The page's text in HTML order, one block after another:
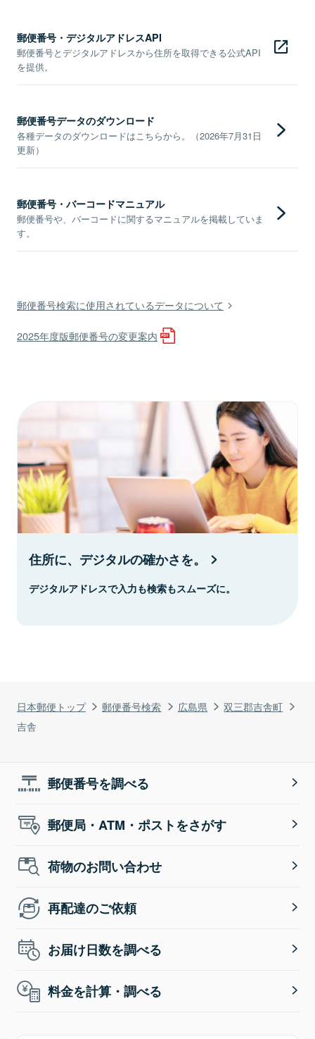
日本郵便トップ 郵便番号検索 広島県
双三郡吉舎町
吉舎
郵便番号・デジタルアドレスAPI
郵便番号とデジタルアドレスから住所を取得できる公式API
を提供。
郵便番号データのダウンロード
各種データのダウンロードはこちらから。（2026年7月31日
更新）
郵便番号・バーコードマニュアル
郵便番号や、バーコードに関するマニュアルを掲載していま
す。
郵便番号検索に使用されているデータについて
2025年度版郵便番号の変更案内
住所に、デジタルの確かさを。
デジタルアドレスで入力も検索もスムーズに。
郵便番号を調べる
郵便局・ATM・ポストをさがす
荷物のお問い合わせ
再配達のご依頼
お届け日数を調べる
料金を計算・調べる